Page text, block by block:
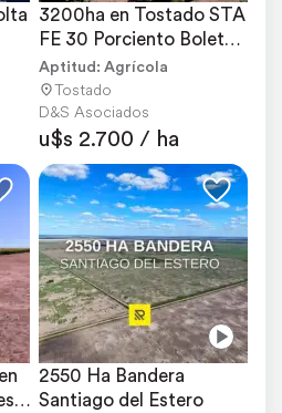
3200ha en Tostado STA
FE 30 Porciento Boleto
Saldo 5 Años
Aptitud: Agrícola
Tostado
D&S Asociados
u$s 2.700 / ha
2550 Ha Bandera
Santiago del Estero